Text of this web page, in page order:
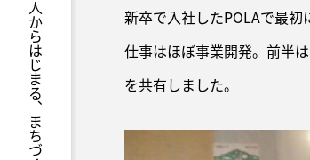
人からはじまる、まちづくり
新卒で入社したPOLAで最初
仕事はほぼ事業開発。前半
を共有しました。